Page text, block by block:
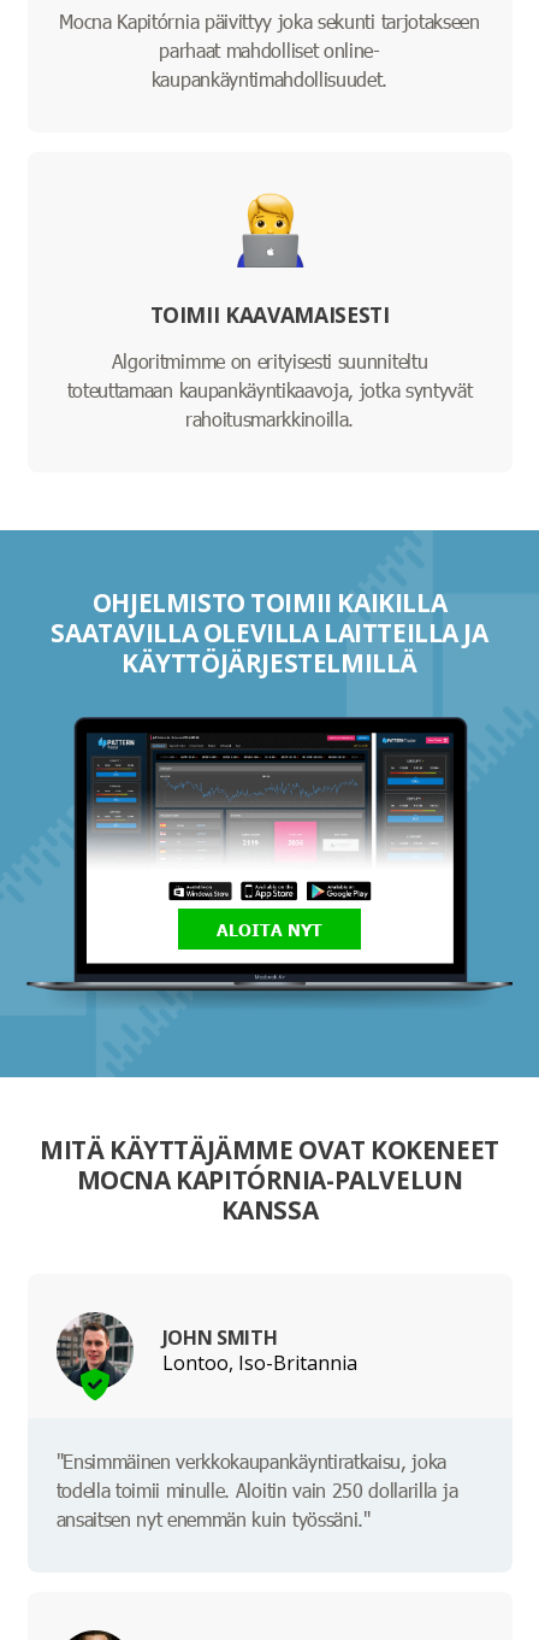
Mocna Kapitórnia päivittyy joka sekunti tarjotakseen
parhaat mahdolliset online-
kaupankäyntimahdollisuudet.
TOIMII KAAVAMAISESTI
Algoritmimme on erityisesti suunniteltu
toteuttamaan kaupankäyntikaavoja, jotka syntyvät
rahoitusmarkkinoilla.
OHJELMISTO TOIMII KAIKILLA
SAATAVILLA OLEVILLA LAITTEILLA JA
KÄYTTÖJÄRJESTELMILLÄ
ALOITA NYT
MITÄ KÄYTTÄJÄMME OVAT KOKENEET
MOCNA KAPITÓRNIA-PALVELUN
KANSSA
JOHN SMITH
Lontoo, Iso-Britannia
"Ensimmäinen verkkokaupankäyntiratkaisu, joka
todella toimii minulle. Aloitin vain 250 dollarilla ja
ansaitsen nyt enemmän kuin työssäni."